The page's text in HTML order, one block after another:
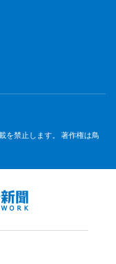
を禁止します。 著作権は鳥